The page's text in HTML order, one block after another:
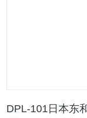
DPL-101日本东